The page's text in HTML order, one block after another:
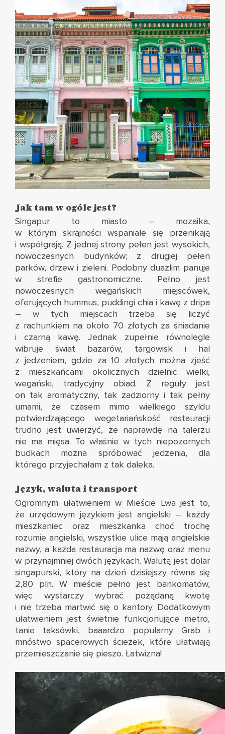
Jak tam w ogóle jest?
Singapur to miasto – mozaika,
w którym skrajności wspaniale się przenikają
i współgrają. Z jednej strony pełen jest wysokich,
nowoczesnych budynków; z drugiej pełen
parków, drzew i zieleni. Podobny duazlim panuje
w strefie gastronomiczne. Pełno jest
nowoczesnych wegańskich miejscówek,
oferujących hummus, puddingi chia i kawę z dripa
– w tych miejscach trzeba się liczyć
z rachunkiem na około 70 złotych za śniadanie
i czarną kawę. Jednak zupełnie równolegle
wibruje świat bazarów, targowisk i hal
z jedzeniem, gdzie za 10 złotych można zjeść
z mieszkańcami okolicznych dzielnic wielki,
wegański, tradycyjny obiad. Z reguły jest
on tak aromatyczny, tak zadziorny i tak pełny
umami, że czasem mimo wielkiego szyldu
potwierdzającego wegetariańskość restauracji
trudno jest uwierzyć, że naprawdę na talerzu
nie ma mięsa. To właśnie w tych niepozornych
budkach można spróbować jedzenia, dla
którego przyjechałam z tak daleka.
Język, waluta i transport
Ogromnym ułatwieniem w Mieście Lwa jest to,
że urzędowym językiem jest angielski – każdy
mieszkaniec oraz mieszkanka choć trochę
rozumie angielski, wszystkie ulice mają angielskie
nazwy, a każda restauracja ma nazwę oraz menu
w przynajmniej dwóch językach. Walutą jest dolar
singapurski, który na dzień dzisiejszy równa się
2,80 pln. W mieście pełno jest bankomatów,
więc wystarczy wybrać pożądaną kwotę
i nie trzeba martwić się o kantory. Dodatkowym
ułatwieniem jest świetnie funkcjonujące metro,
tanie taksówki, baaardzo popularny Grab i
mnóstwo spacerowych ścieżek, które ułatwiają
przemieszczanie się pieszo. Łatwizna!